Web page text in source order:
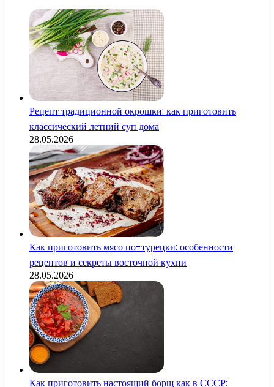
Рецепт традиционной окрошки: как приготовить
классический летний суп дома
28.05.2026
Как приготовить мясо по-турецки: особенности
рецептов и секреты восточной кухни
28.05.2026
Как приготовить настоящий борщ как в СССР: